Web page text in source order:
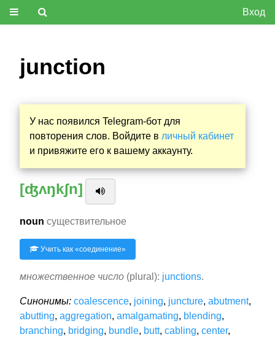
Вход
junction
У нас появился Telegram-бот для
повторения слов. Войдите в личный кабинет
и привяжите его к вашему аккаунту.
[ʤʌŋkʃn]
noun существительное
Учить как «соединение»
множественное число (plural): junctions.
Синонимы: coalescence, joining, juncture, abutment,
abutting, aggregation, amalgamating, blending,
branching, bridging, bundle, butt, cabling, center,